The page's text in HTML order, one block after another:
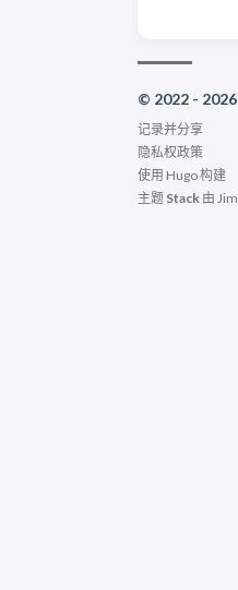
© 2022 -
记录并分享
隐私权政策
使用 Hugo构建
主题 Stack 由